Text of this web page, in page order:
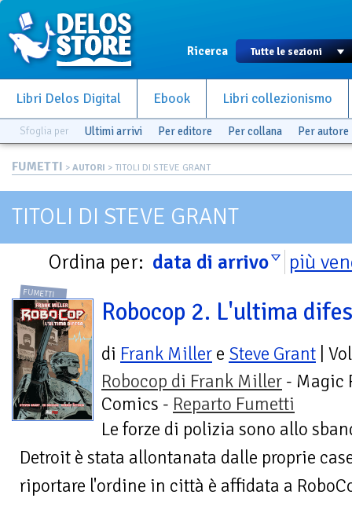
Ricerca
Libri Delos Digital Ebook Libri collezionismo
Sfoglia per Ultimi arrivi Per editore Per collana Per autore
FUMETTI > AUTORI > TITOLI DI STEVE GRANT
TITOLI DI STEVE GRANT
Ordina per: data di arrivo più
FUMETTI
Robocop 2. L'ultima
di Frank Miller e Steve Grant |
Robocop di Frank Miller - Magic
Comics - Reparto Fumetti
Le forze di polizia sono allo
Detroit è stata allontanata dalle proprie
riportare l'ordine in città è affidata a